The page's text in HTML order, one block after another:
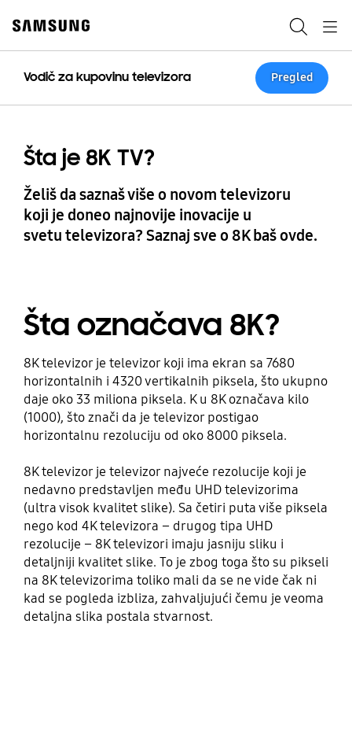
content
Vodič za kupovinu televizora Pregled
Šta je 8K TV?
Želiš da saznaš više o novom televizoru
koji je doneo najnovije inovacije u
svetu televizora? Saznaj sve o 8K baš ovde.
Šta označava 8K?
8K televizor je televizor koji ima ekran sa 7680
horizontalnih i 4320 vertikalnih piksela, što ukupno
daje oko 33 miliona piksela. K u 8K označava kilo
(1000), što znači da je televizor postigao
horizontalnu rezoluciju od oko 8000 piksela.
8K televizor je televizor najveće rezolucije koji je
nedavno predstavljen među UHD televizorima
(ultra visok kvalitet slike). Sa četiri puta više piksela
nego kod 4K televizora – drugog tipa UHD
rezolucije – 8K televizori imaju jasniju sliku i
detaljniji kvalitet slike. To je zbog toga što su pikseli
na 8K televizorima toliko mali da se ne vide čak ni
kad se pogleda izbliza, zahvaljujući čemu je veoma
detaljna slika postala stvarnost.